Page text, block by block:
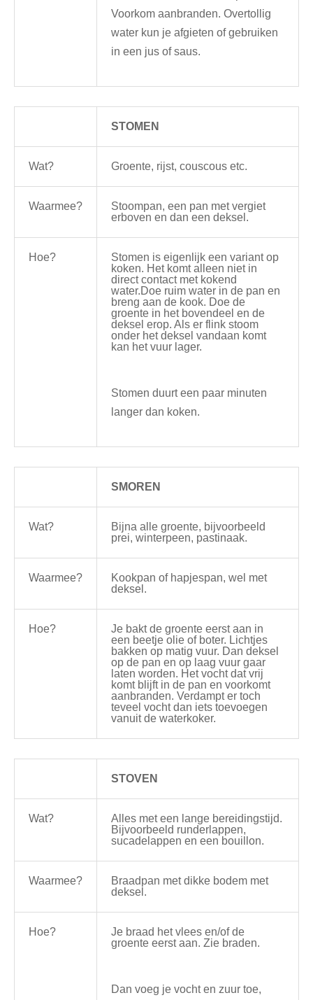
Voorkom aanbranden. Overtollig
water kun je afgieten of gebruiken
in een jus of saus.
STOMEN
Wat? Groente, rijst, couscous etc.
Waarmee?
Stoompan, een pan met vergiet
erboven en dan een deksel.
Hoe?
Stomen is eigenlijk een variant op
koken. Het komt alleen niet in
direct contact met kokend
water.Doe ruim water in de pan en
breng aan de kook. Doe de
groente in het bovendeel en de
deksel erop. Als er flink stoom
onder het deksel vandaan komt
kan het vuur lager.
Stomen duurt een paar minuten
langer dan koken.
SMOREN
Wat?
Bijna alle groente, bijvoorbeeld
prei, winterpeen, pastinaak.
Waarmee?
Kookpan of hapjespan, wel met
deksel.
Hoe?
Je bakt de groente eerst aan in
een beetje olie of boter. Lichtjes
bakken op matig vuur. Dan deksel
op de pan en op laag vuur gaar
laten worden. Het vocht dat vrij
komt blijft in de pan en voorkomt
aanbranden. Verdampt er toch
teveel vocht dan iets toevoegen
vanuit de waterkoker.
STOVEN
Wat?
Alles met een lange bereidingstijd.
Bijvoorbeeld runderlappen,
sucadelappen en een bouillon.
Waarmee?
Braadpan met dikke bodem met
deksel.
Hoe?
Je braad het vlees en/of de
groente eerst aan. Zie braden.
Dan voeg je vocht en zuur toe,